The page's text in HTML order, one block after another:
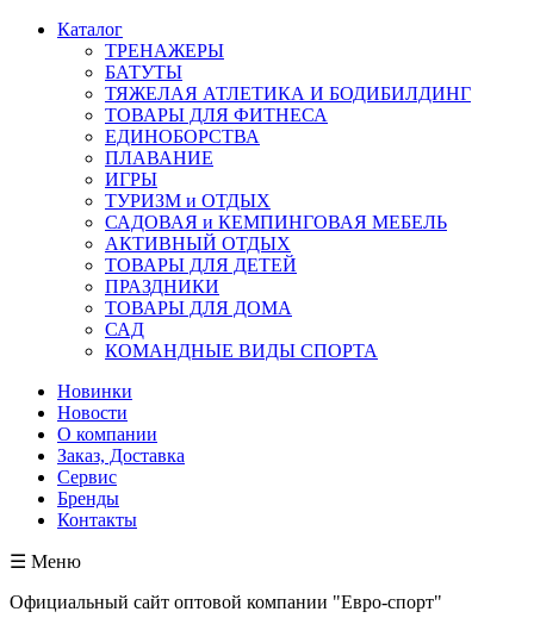
Каталог
ТРЕНАЖЕРЫ
БАТУТЫ
ТЯЖЕЛАЯ АТЛЕТИКА И БОДИБИЛДИНГ
ТОВАРЫ ДЛЯ ФИТНЕСА
ЕДИНОБОРСТВА
ПЛАВАНИЕ
ИГРЫ
ТУРИЗМ и ОТДЫХ
САДОВАЯ и КЕМПИНГОВАЯ МЕБЕЛЬ
АКТИВНЫЙ ОТДЫХ
ТОВАРЫ ДЛЯ ДЕТЕЙ
ПРАЗДНИКИ
ТОВАРЫ ДЛЯ ДОМА
САД
КОМАНДНЫЕ ВИДЫ СПОРТА
Новинки
Новости
О компании
Заказ, Доставка
Сервис
Бренды
Контакты
☰ Меню
Официальный сайт оптовой компании "Евро-спорт"